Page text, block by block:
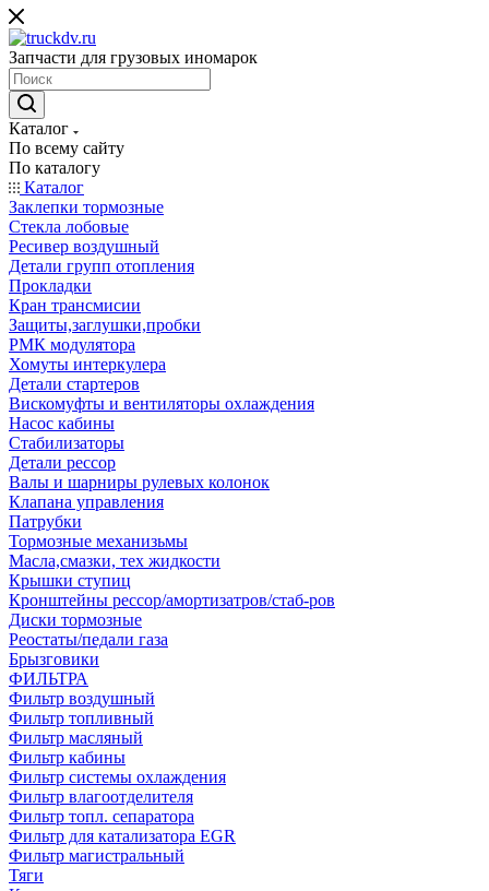
Запчасти для грузовых иномарок
Каталог
По всему сайту
По каталогу
Каталог
Заклепки тормозные
Стекла лобовые
Ресивер воздушный
Детали групп отопления
Прокладки
Кран трансмисии
Защиты,заглушки,пробки
РМК модулятора
Хомуты интеркулера
Детали стартеров
Вискомуфты и вентиляторы охлаждения
Насос кабины
Стабилизаторы
Детали рессор
Валы и шарниры рулевых колонок
Клапана управления
Патрубки
Тормозные механизьмы
Масла,смазки, тех жидкости
Крышки ступиц
Кронштейны рессор/амортизатров/стаб-ров
Диски тормозные
Реостаты/педали газа
Брызговики
ФИЛЬТРА
Фильтр воздушный
Фильтр топливный
Фильтр масляный
Фильтр кабины
Фильтр системы охлаждения
Фильтр влагоотделителя
Фильтр топл. сепаратора
Фильтр для катализатора EGR
Фильтр магистральный
Тяги